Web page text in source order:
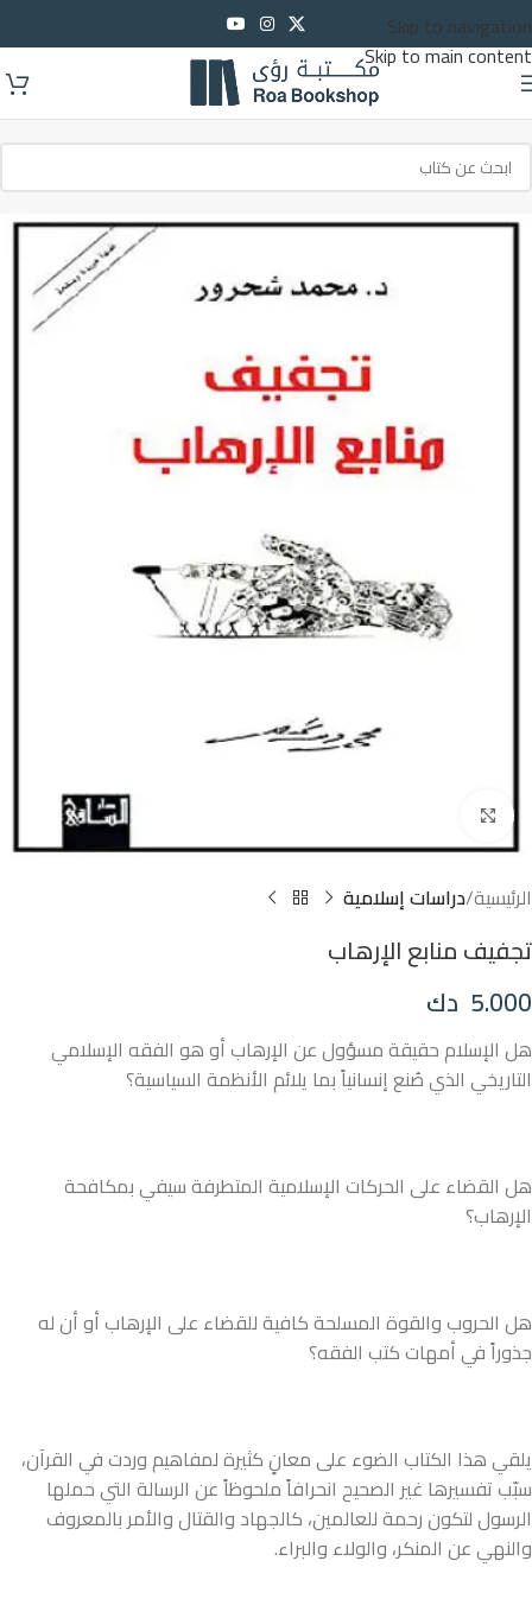
Skip to navigation
Skip to main content
الرئيسية دراسات إسلامية
تجفيف منابع الإرهاب
5.000 دك
هل الإسلام حقيقة مسؤول عن الإرهاب أو هو الفقه الإسلامي
التاريخي الذي صُنع إنسانياً بما يلائم الأنظمة السياسية؟
هل القضاء على الحركات الإسلامية المتطرفة سيفي بمكافحة
الإرهاب؟
هل الحروب والقوة المسلحة كافية للقضاء على الإرهاب أو أن له
جذوراً في أمهات كتب الفقه؟
يلقي هذا الكتاب الضوء على معانٍ كثيرة لمفاهيم وردت في القرآن،
سبّب تفسيرها غير الصحيح انحرافاً ملحوظاً عن الرسالة التي حملها
الرسول لتكون رحمة للعالمين، كالجهاد والقتال والأمر بالمعروف
والنهي عن المنكر، والولاء والبراء.